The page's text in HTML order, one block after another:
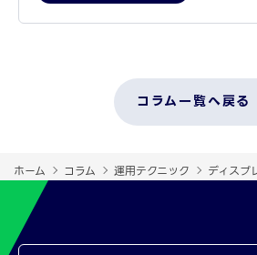
コラム一覧へ戻る
ホーム コラム 運用テクニック ディスプ